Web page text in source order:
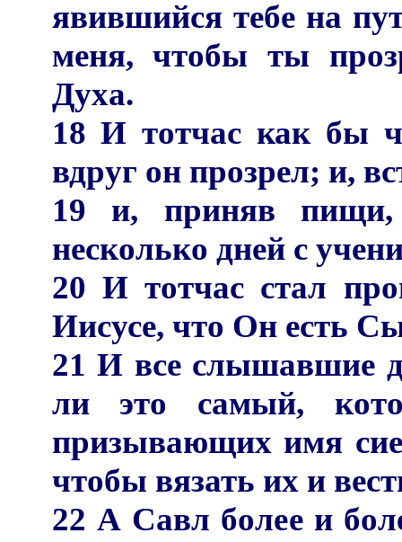
явившийся тебе на
меня, чтобы ты
Духа.
18 И тотчас как бы
вдруг он прозрел; и,
19 и, приняв
несколько дней с
20 И тотчас стал
Иисусе, что Он есть
21 И все слышавшие
ли это самый,
призывающих имя
чтобы вязать их и
22 А Савл более и